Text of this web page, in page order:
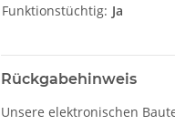
Funktionstüchtig: Ja
Rückgabehinweis
Unsere elektronischen